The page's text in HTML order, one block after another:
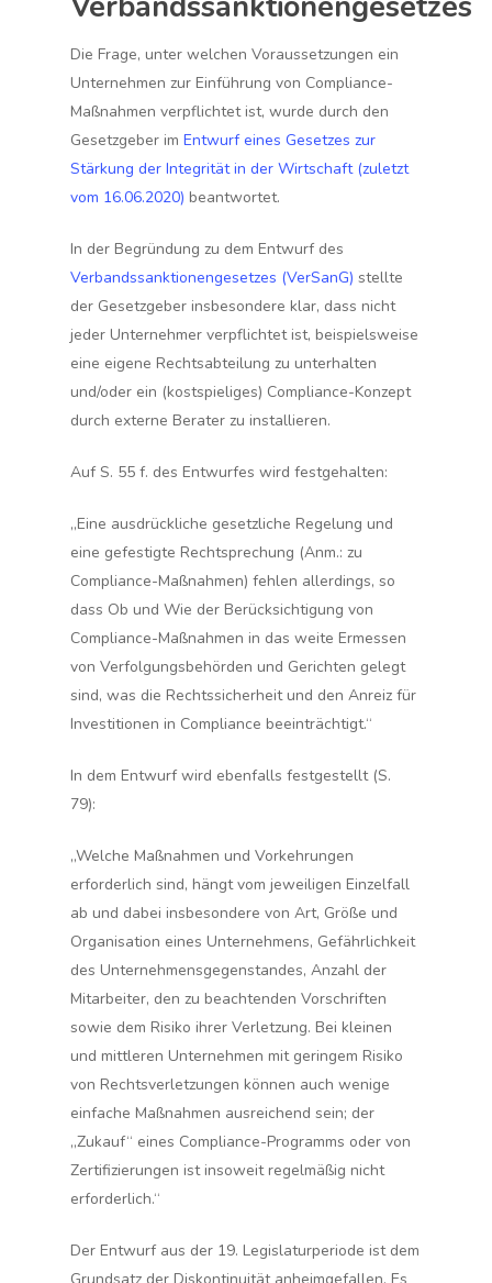
Die Frage, unter welchen Voraussetzungen ein
Unternehmen zur Einführung von Compliance-
Maßnahmen verpflichtet ist, wurde durch den
Gesetzgeber imEntwurf eines Gesetzes zur
Stärkung der Integrität in der Wirtschaft (zuletzt
vom 16.06.2020) beantwortet.
In der Begründung zu dem Entwurf des
Verbandssanktionengesetzes (VerSanG) stellte
der Gesetzgeber insbesondere klar, dass nicht
jeder Unternehmer verpflichtet ist, beispielsweise
eine eigene Rechtsabteilung zu unterhalten
und/oder ein (kostspieliges) Compliance-Konzept
durch externe Berater zu installieren.
Auf S. 55 f. des Entwurfes wird festgehalten:
„Eine ausdrückliche gesetzliche Regelung und
eine gefestigte Rechtsprechung (Anm.:zu
Compliance-Maßnahmen) fehlen allerdings, so
dass Ob und Wie der Berücksichtigung von
Compliance-Maßnahmen in das weite Ermessen
von Verfolgungsbehörden und Gerichten gelegt
sind, was die Rechtssicherheit und den Anreiz für
Investitionen in Compliance beeinträchtigt.“
In dem Entwurf wird ebenfalls festgestellt (S.
79):
„Welche Maßnahmen und Vorkehrungen
erforderlich sind, hängt vom jeweiligen Einzelfall
ab und dabei insbesondere von Art, Größe und
Organisation eines Unternehmens, Gefährlichkeit
des Unternehmensgegenstandes, Anzahl der
Mitarbeiter, den zu beachtenden Vorschriften
sowie dem Risiko ihrer Verletzung. Bei kleinen
und mittleren Unternehmen mit geringem Risiko
von Rechtsverletzungen können auch wenige
einfache Maßnahmen ausreichend sein; der
„Zukauf“ eines Compliance-Programms oder von
Zertifizierungen ist insoweit regelmäßig nicht
erforderlich.“
Der Entwurf aus der 19. Legislaturperiode ist dem